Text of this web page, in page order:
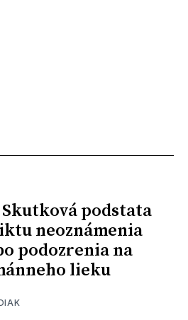
podstata
neoznámenia
podozrenia na
lieku